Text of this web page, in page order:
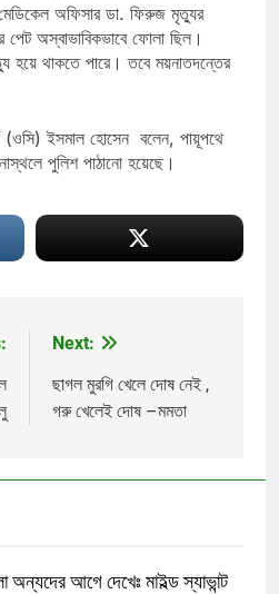
অফিসার ডা. ফিরুজ মৃত্যুর
পেট অস্বাভাবিকভাবে ফোলা ছিল।
হয়ে থাকতে পারে। তবে ময়নাতদন্তের
(ওসি) ইসমাল হোসেন বলেন, পায়ূপথে
পুলিশ পাঠানো হয়েছে।
Next:
ছাগল মুরগি খেলে দোষ নেই ,
গরু খেলেই দোষ –মমতা
আগে দেখেঃ মাইল্ড স্যাভান্ট